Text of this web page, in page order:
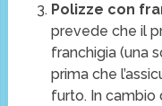
Polizze con
prevede che il
franchigia (una
prima che
furto. In cambio